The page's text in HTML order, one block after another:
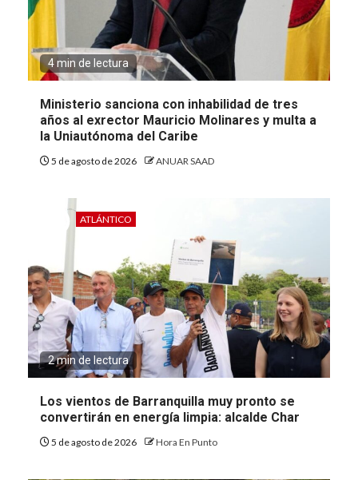
4 min de lectura
Ministerio sanciona con inhabilidad de tres
años al exrector Mauricio Molinares y multa a
la Uniautónoma del Caribe
5 de agosto de 2026 ANUAR SAAD
ATLÁNTICO
2 min de lectura
Los vientos de Barranquilla muy pronto se
convertirán en energía limpia: alcalde Char
5 de agosto de 2026 Hora En Punto